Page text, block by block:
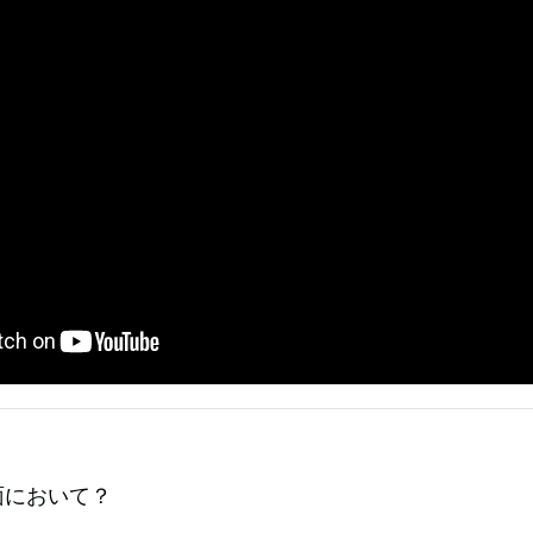
おいて？